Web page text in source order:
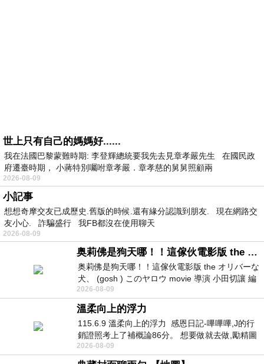
世上只有自己的媽媽好......
我在法國巴黎蒙難時期: 李登輝總統要我先去見章孝嚴先生 在國民政
府遷臺時期， 小蔣特別囑咐章孝嚴．章孝慈的舅舅照顧兩
2026-08-09
小記事
想想奇摩交友已成歷史.舊版的時候.還有緣分認識到朋友. 現在網路交
友小心. 詐騙盛行 我FB都沒在使用聊天
2026-08-09
奥莉佛是狗天哪！！這傢伙電影版 the オリバーな犬、 (gosh ) このヤロウ movie
奥莉佛是狗天哪！！這傢伙電影版 the オリバーな
犬、 (gosh ) このヤロウ movie 導演 小田切讓 編
劇: 小田切讓 主演: 小田切讓
2026-08-09
溫柔向上的浮力
115.6.9 溫柔向上的浮力 感恩日記-嗶嗶嗶,J的行
銷證照考上了補概論86分。 想要做就去做,勵精圖
治大成功,也是表法,堅持和努力
2026-08-09